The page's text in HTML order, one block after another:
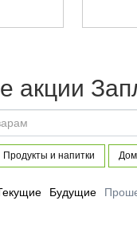
акции
Продукты и напитки
Будущие